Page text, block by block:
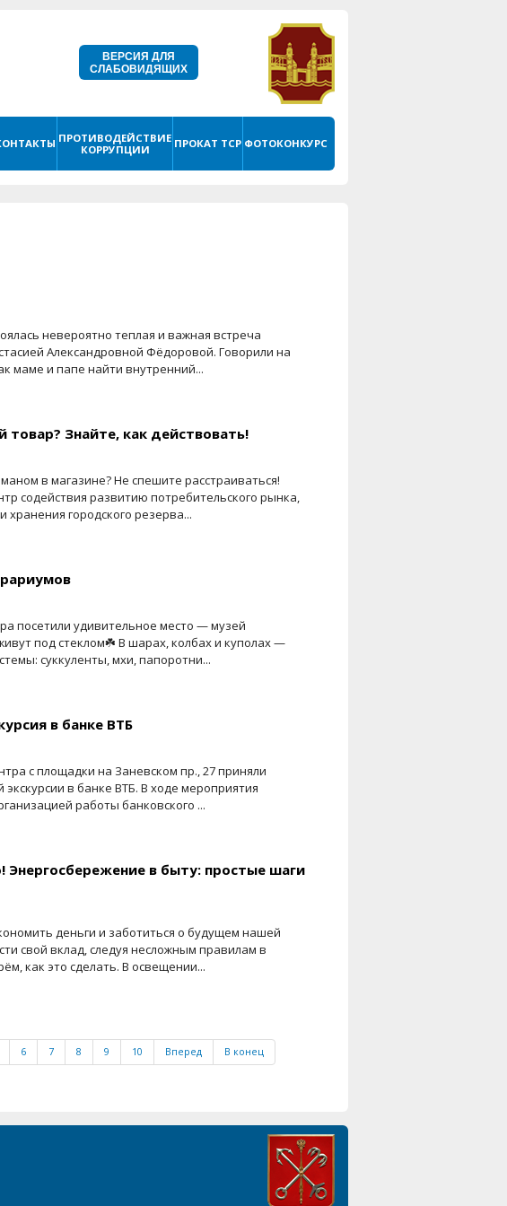
ВЕРСИЯ ДЛЯ
СЛАБОВИДЯЩИХ
ПРОТИВОДЕЙСТВИЕ
КОРРУПЦИИ
ПРОКАТ ТСР ФОТОКОНКУРС
невероятно теплая и важная встреча
Александровной Фёдоровой. Говорили на
маме и папе найти внутренний...
товар? Знайте, как действовать!
в магазине? Не спешите расстраиваться!
содействия развитию потребительского рынка,
городского резерва...
посетили удивительное место — музей
под стеклом☘️ В шарах, колбах и куполах —
суккуленты, мхи, папоротни...
в банке ВТБ
с площадки на Заневском пр., 27 приняли
в банке ВТБ. В ходе мероприятия
работы банковского ...
Энергосбережение в быту: простые шаги
деньги и заботиться о будущем нашей
свой вклад, следуя несложным правилам в
как это сделать. В освещении...
6 7 8 9 10 Вперед В конец